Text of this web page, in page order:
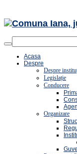
Acasa
Despre
Despre
Legislație
Conducere
Organizare